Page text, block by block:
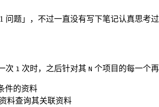
问题」，不过一直没有写下笔记认真思考
次 1 次时，之后针对其 N 个项目的每一个
件的资料
料查询其关联资料